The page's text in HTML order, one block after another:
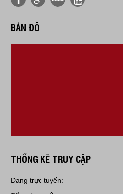
BẢN ĐỒ
THỐNG KÊ TRUY CẬP
Đang trực tuyến: